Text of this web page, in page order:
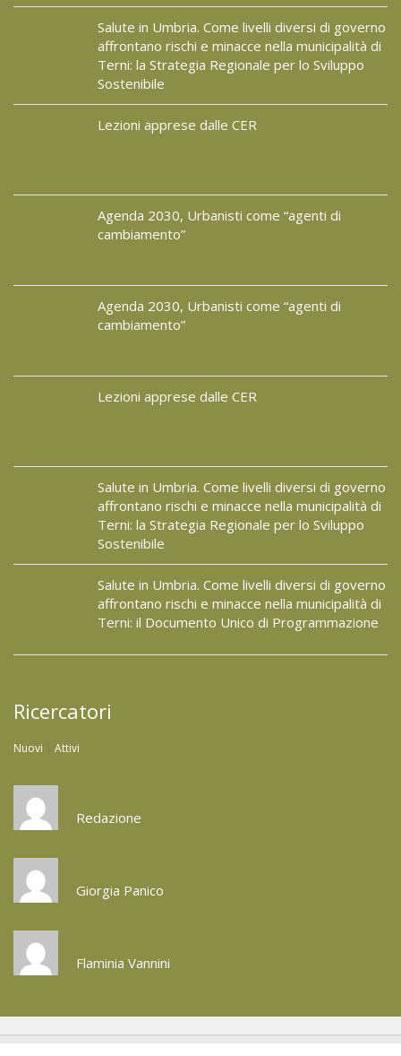
Salute in Umbria. Come livelli diversi di governo
affrontano rischi e minacce nella municipalità di
Terni: la Strategia Regionale per lo Sviluppo
Sostenibile
Lezioni apprese dalle CER
Agenda 2030, Urbanisti come “agenti di
cambiamento”
Agenda 2030, Urbanisti come “agenti di
cambiamento”
Lezioni apprese dalle CER
Salute in Umbria. Come livelli diversi di governo
affrontano rischi e minacce nella municipalità di
Terni: la Strategia Regionale per lo Sviluppo
Sostenibile
Salute in Umbria. Come livelli diversi di governo
affrontano rischi e minacce nella municipalità di
Terni: il Documento Unico di Programmazione
Ricercatori
Nuovi | Attivi
Redazione
Giorgia Panico
Flaminia Vannini